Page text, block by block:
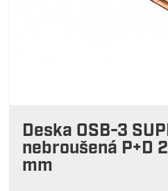
Deska OSB-3
nebroušená P+D
mm